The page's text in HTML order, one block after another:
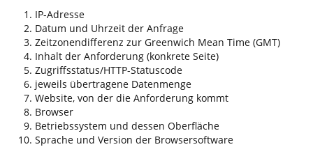
IP-Adresse
Datum und Uhrzeit der Anfrage
Zeitzonendifferenz zur Greenwich Mean Time (GMT)
Inhalt der Anforderung (konkrete Seite)
Zugriffsstatus/HTTP-Statuscode
jeweils übertragene Datenmenge
Website, von der die Anforderung kommt
Browser
Betriebssystem und dessen Oberfläche
Sprache und Version der Browsersoftware